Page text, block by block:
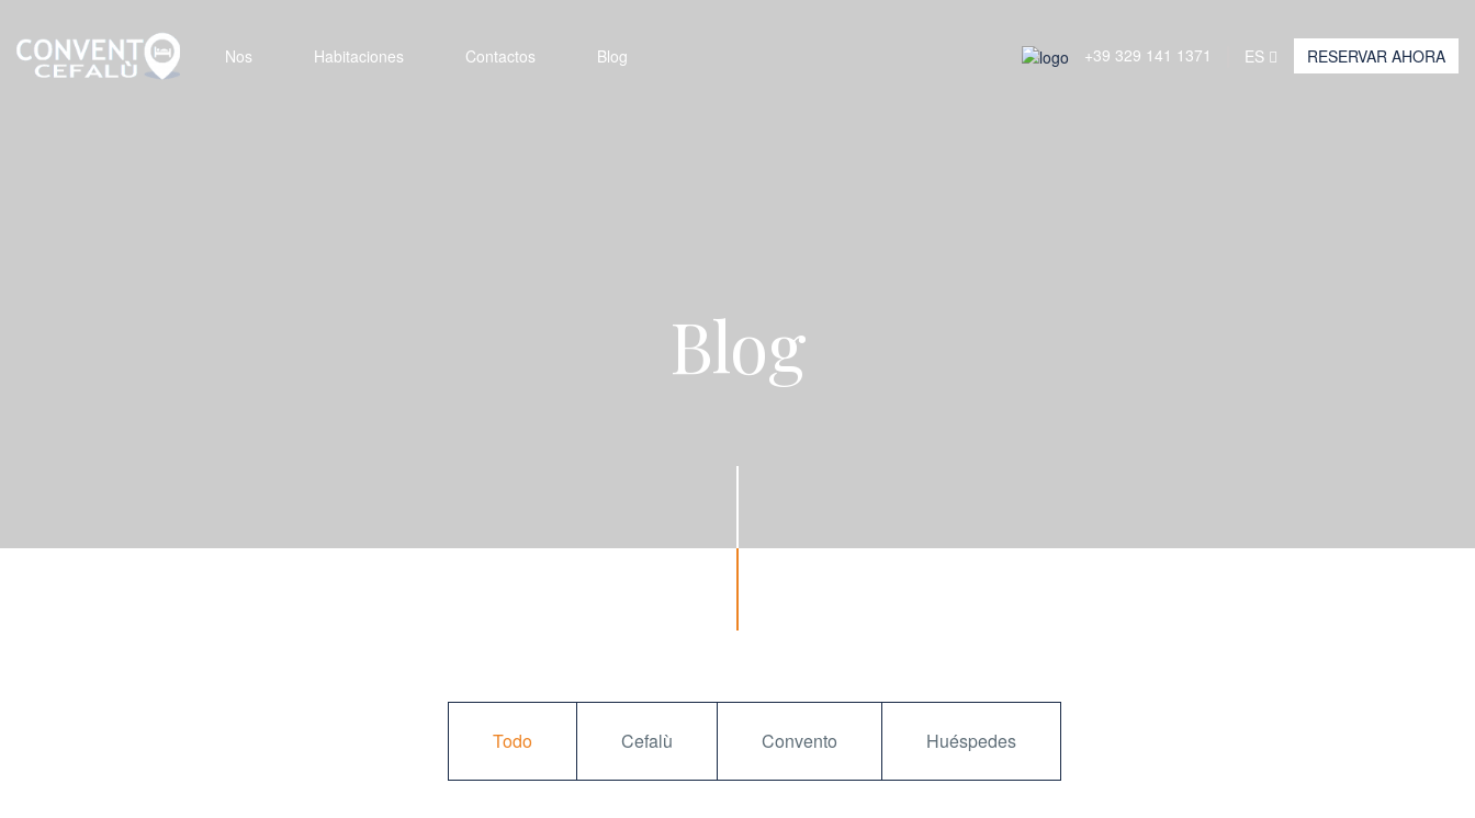
Nos Habitaciones Contactos Blog +39 329 141 1371 ES RESERVAR AHORA
Blog
Todo Cefalù Convento Huéspedes